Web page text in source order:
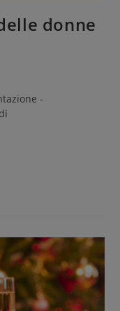
donne
-